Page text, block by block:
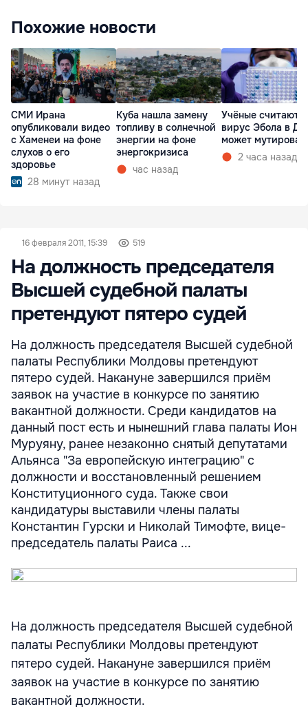
Похожие новости
СМИ Ирана
опубликовали видео
с Хаменеи на фоне
слухов о его
здоровье
28 минут назад
Куба нашла замену
топливу в солнечной
энергии на фоне
энергокризиса
час назад
Учёные считают,
вирус Эбола в
может
2 часа назад
16 февраля 2011, 15:39 519
На должность председателя
Высшей судебной палаты
претендуют пятеро судей
На должность председателя Высшей судебной
палаты Республики Молдовы претендуют
пятеро судей. Накануне завершился приём
заявок на участие в конкурсе по занятию
вакантной должности. Среди кандидатов на
данный пост есть и нынешний глава палаты Ион
Муруяну, ранее незаконно снятый депутатами
Альянса "За европейскую интеграцию" с
должности и восстановленный решением
Конституционного суда. Также свои
кандидатуры выставили члены палаты
Константин Гурски и Николай Тимофте, вице-
председатель палаты Раиса ...
На должность председателя Высшей судебной
палаты Республики Молдовы претендуют
пятеро судей. Накануне завершился приём
заявок на участие в конкурсе по занятию
вакантной должности.